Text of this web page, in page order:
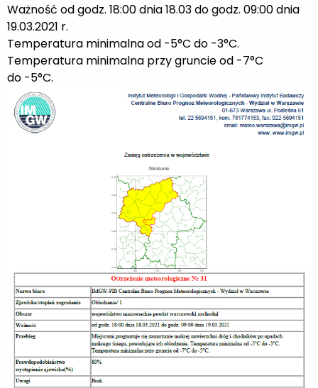
Ważność od godz. 18:00 dnia 18.03 do godz. 09:00 dnia
19.03.2021 r.
Temperatura minimalna od -5°C do -3°C.
Temperatura minimalna przy gruncie od -7°C
do -5°C.